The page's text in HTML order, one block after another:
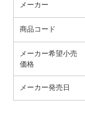
メーカー
商品コード
メーカー希望小売
価格
メーカー発売日